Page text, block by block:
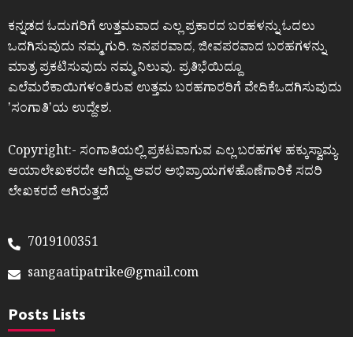
ಕನ್ನಡದ ಓದುಗರಿಗೆ ಉತ್ತಮವಾದ ಎಲ್ಲ ಪ್ರಕಾರದ ಬರಹಳನ್ನು ಓದಲು
ಒದಗಿಸುವುದು ನಮ್ಮ ಗುರಿ. ಜನಪರವಾದ, ಜೀವಪರವಾದ ಬರಹಗಳನ್ನು
ಮಾತ್ರ ಪ್ರಕಟಿಸುವುದು ನಮ್ಮ ನಿಲುವು. ಪ್ರತಿಭೆಯಿದ್ದೂ
ಎಲೆಮರೆಕಾಯಿಗಳಂತಿರುವ ಉತ್ತಮ ಬರಹಗಾರರಿಗೆ ವೇದಿಕೆಒದಗಿಸುವುದು
ʼಸಂಗಾತಿʼಯ ಉದ್ದೇಶ.
Copyright:- ಸಂಗಾತಿಯಲ್ಲಿ ಪ್ರಕಟವಾಗುವ ಎಲ್ಲ ಬರಹಗಳ ಹಕ್ಕುಸ್ವಾಮ್ಯ
ಆಯಾಲೇಖಕರದೇ ಆಗಿದ್ದು ಅವರ ಅಭಿಪ್ರಾಯಗಳಹೊಣೆಗಾರಿಕೆ ಸದರಿ
ಲೇಖಕರದೆ ಆಗಿರುತ್ತದೆ
7019100351
sangaatipatrike@gmail.com
Posts Lists